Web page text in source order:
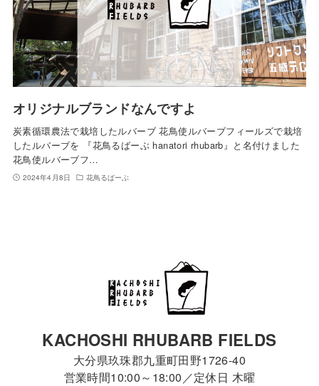
オリジナルブランドなんですよ
炭素循環農法で栽培したルバーブ 花鳥使ルバーブフィールズで栽培
したルバーブを 『花鳥るばーぶ hanatori rhubarb』と名付けました
花鳥使ルバーブフ…
2024年4月8日 花鳥るばーぶ
KACHOSHI RHUBARB FIELDS
大分県玖珠郡九重町田野1726-40
営業時間10:00～18:00／定休日 木曜